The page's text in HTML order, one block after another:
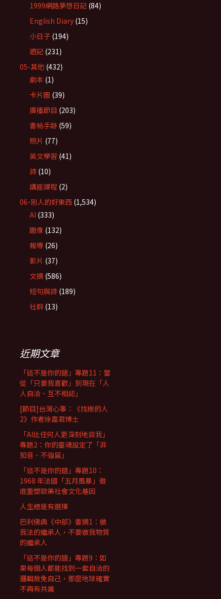
1999網路夢想日記 (84)
English Diary (15)
小日子 (194)
遊記 (231)
05-其他 (432)
劇本 (1)
卡片圖 (39)
廣播節目 (203)
書帖手跡 (59)
照片 (77)
英文學習 (41)
詩 (10)
講座課程 (2)
06-別人的好東西 (1,534)
AI (333)
圖像 (132)
報導 (26)
影片 (37)
文摘 (586)
短句與詩 (189)
社群 (13)
近期文章
「這不是你的錯」專題11：當
從「只要我喜歡」到現在「人
人自洽、互不相認」
[節目]台灣心事：《找樹的人
2》作者徐嘉君博士
「AI比任何人更深刻地談我」
專題2：你的靈魂設定了「非
知音、不強留」
「這不是你的錯」專題10：
1968 年法國「五月風暴」徹
底重塑歐美社會文化基因
人生總是有選擇
巴利佛典《中部》書摘1：做
我法的繼承人，不要做我物質
的繼承人
「這不是你的錯」專題9：如
果每個人都能找到一套自洽的
邏輯赦免自己，那麼地球確實
不再有共識